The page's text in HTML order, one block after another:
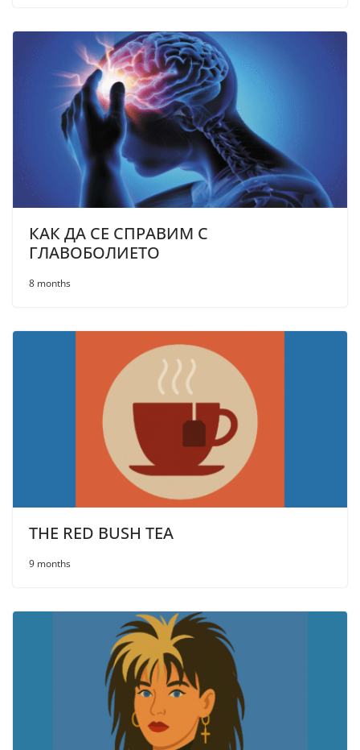
КАК ДА СЕ СПРАВИМ С
ГЛАВОБОЛИЕТО
8 months
THE RED BUSH ТЕА
9 months